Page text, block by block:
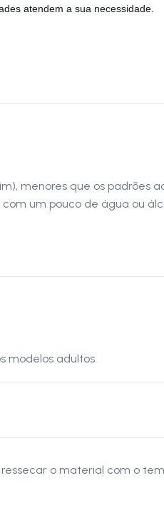
atendem a sua necessidade.
menores que os padrões
um pouco de água ou
modelos adultos.
o material com o